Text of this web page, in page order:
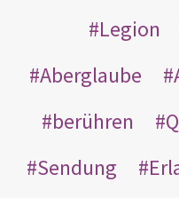
Legion
Aberglaube
berühren
Sendung